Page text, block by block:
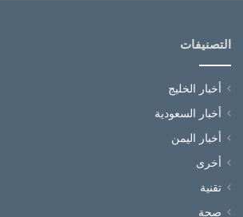
التصنيفات
أخبار الخليج
أخبار السعودية
أخبار اليمن
أخرى
تقنية
صحة